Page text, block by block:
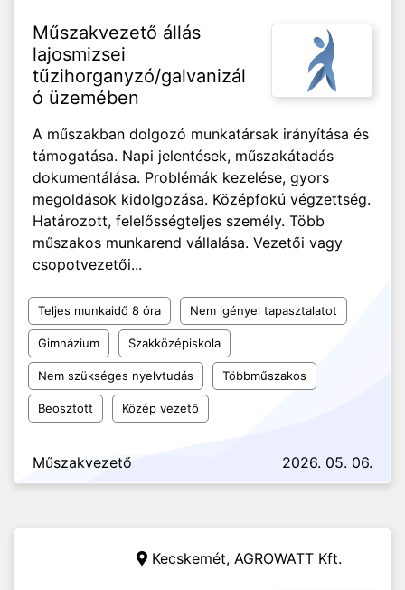
Műszakvezető állás
lajosmizsei
tűzihorganyzó/galvanizál
ó üzemében
A műszakban dolgozó munkatársak irányítása és
támogatása. Napi jelentések, műszakátadás
dokumentálása. Problémák kezelése, gyors
megoldások kidolgozása. Középfokú végzettség.
Határozott, felelősségteljes személy. Több
műszakos munkarend vállalása. Vezetői vagy
csopotvezetői...
Teljes munkaidő 8 óra Nem igényel tapasztalatot
Gimnázium Szakközépiskola
Nem szükséges nyelvtudás Többműszakos
Beosztott Közép vezető
Műszakvezető 2026. 05. 06.
Kecskemét, AGROWATT Kft.